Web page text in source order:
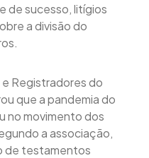
de sucesso, litígios
a divisão do
Registradores do
que a pandemia do
no movimento dos
a associação,
de testamentos